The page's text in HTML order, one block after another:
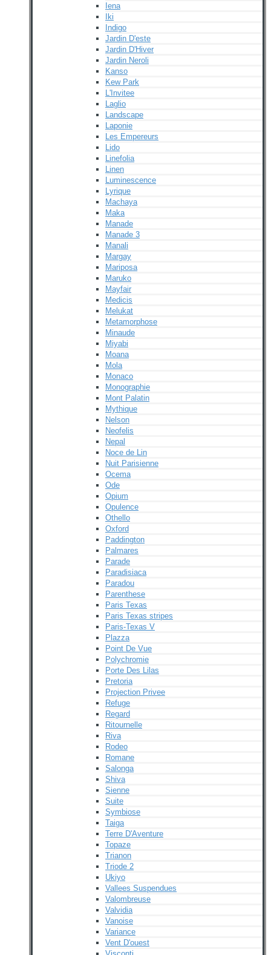
Iena
Iki
Indigo
Jardin D'este
Jardin D'Hiver
Jardin Neroli
Kanso
Kew Park
L'Invitee
Laglio
Landscape
Laponie
Les Empereurs
Lido
Linefolia
Linen
Luminescence
Lyrique
Machaya
Maka
Manade
Manade 3
Manali
Margay
Mariposa
Maruko
Mayfair
Medicis
Melukat
Metamorphose
Minaude
Miyabi
Moana
Mola
Monaco
Monographie
Mont Palatin
Mythique
Nelson
Neofelis
Nepal
Noce de Lin
Nuit Parisienne
Ocema
Ode
Opium
Opulence
Othello
Oxford
Paddington
Palmares
Parade
Paradisiaca
Paradou
Parenthese
Paris Texas
Paris Texas stripes
Paris-Texas V
Plazza
Point De Vue
Polychromie
Porte Des Lilas
Pretoria
Projection Privee
Refuge
Regard
Ritournelle
Riva
Rodeo
Romane
Salonga
Shiva
Sienne
Suite
Symbiose
Taiga
Terre D'Aventure
Topaze
Trianon
Triode 2
Ukiyo
Vallees Suspendues
Valombreuse
Valvidia
Vanoise
Variance
Vent D'ouest